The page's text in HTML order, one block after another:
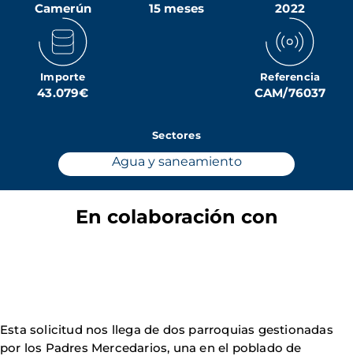
Camerún 15 meses 2022
Importe
43.079€
Referencia
CAM/76037
Sectores
Agua y saneamiento
En colaboración con
Esta solicitud nos llega de dos parroquias gestionadas
por los Padres Mercedarios, una en el poblado de